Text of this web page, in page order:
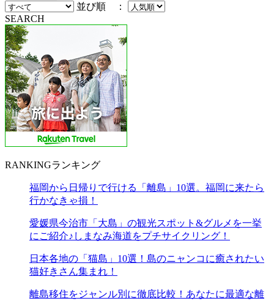
並び順 ：
SEARCH
RANKINGランキング
福岡から日帰りで行ける「離島」10選。福岡に来たら
行かなきゃ損！
愛媛県今治市「大島」の観光スポット&グルメを一挙
にご紹介♪しまなみ海道をプチサイクリング！
日本各地の「猫島」10選！島のニャンコに癒されたい
猫好きさん集まれ！
離島移住をジャンル別に徹底比較！あなたに最適な離